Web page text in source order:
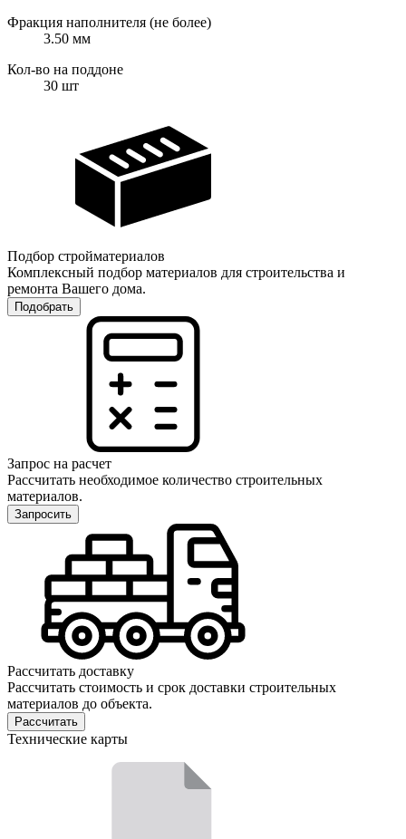
Фракция наполнителя (не более)
3.50 мм
Кол-во на поддоне
30 шт
Подбор стройматериалов
Комплексный подбор материалов для строительства и
ремонта Вашего дома.
Подобрать
Запрос на расчет
Рассчитать необходимое количество строительных
материалов.
Запросить
Рассчитать доставку
Рассчитать стоимость и срок доставки строительных
материалов до объекта.
Рассчитать
Технические карты